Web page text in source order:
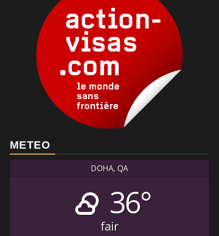
METEO
DOHA, QA
36°
fair